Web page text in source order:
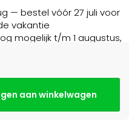
— bestel vóór 27 juli voor
vakantie
mogelijk t/m 1 augustus,
aan winkelwagen